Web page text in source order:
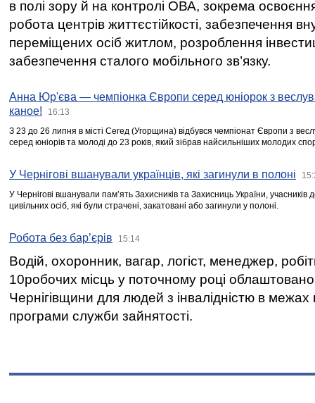
в полі зору й на контролі ОВА, зокрема освоєння
робота центрів життєстійкості, забезпечення
переміщених осіб житлом, розроблення
забезпечення сталого мобільного зв’язку.
Анна Юр'єва — чемпіонка Європи серед юніорок з
каное!
16:13
З 23 до 26 липня в місті Сегед (Угорщина) відбувся чемпіонат Європи з
серед юніорів та молоді до 23 років, який зібрав найсильніших молодих
У Чернігові вшанували українців, які загинули в полоні
У Чернігові вшанували пам’ять Захисників та Захисниць України,
цивільних осіб, які були страчені, закатовані або загинули у полоні.
Робота без бар’єрів 15:14
Водій, охоронник, вагар, логіст, менеджер,
10робочих місць у поточному році
Чернігівщини для людей з інвалідністю в межах
програми служби зайнятості.